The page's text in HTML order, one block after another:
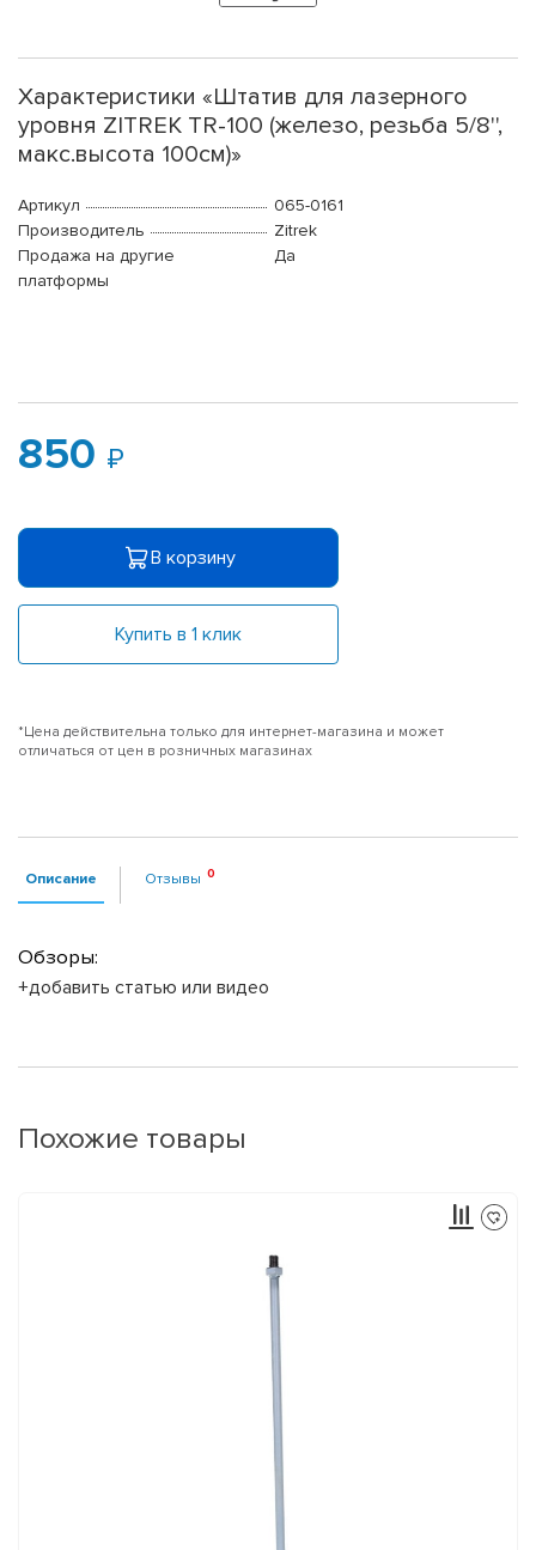
Характеристики «Штатив для лазерного
уровня ZITREK TR-100 (железо, резьба 5/8'',
макс.высота 100см)»
Артикул
065-0161
Производитель
Zitrek
Продажа на другие
платформы
Да
850
В корзину
Купить в 1 клик
*Цена действительна только для интернет-магазина и может
отличаться от цен в розничных магазинах
Описание Отзывы
Обзоры:
+добавить статью или видео
Похожие товары